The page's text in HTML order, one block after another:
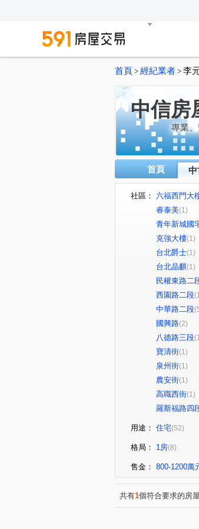
首頁 > 經紀業者 > 李
中信房
專業
首頁 中
社區： 六福西門大
睿泰美(1)
青年新城國
克強大樓(1)
台北爵士(1)
台北晶麒(1)
民權東路二
西園路二段
中華路二段
國興路(2)
八德路三段
寶清街(1)
泉州街(1)
農安街(1)
高職西街(1)
羅斯福路四
用途： 住宅(52)
格局： 1房(8)
售金： 800-1200萬
共有1個符合要求的房屋